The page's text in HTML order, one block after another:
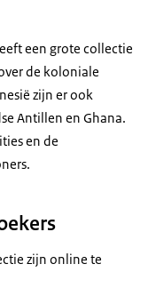
een grote collectie
de koloniale
zijn er ook
Antillen en Ghana.
en de
zijn online te